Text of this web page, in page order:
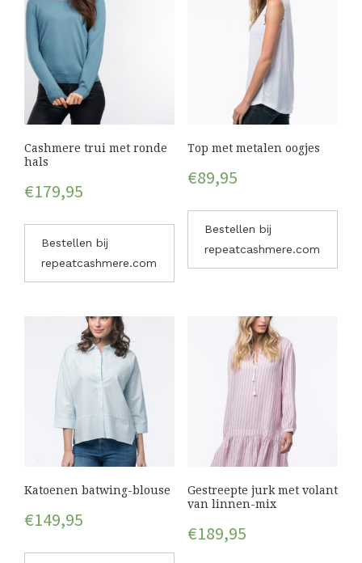
Cashmere trui met ronde
hals
€179,95
Bestellen bij
repeatcashmere.com
Top met metalen oogjes
€89,95
Bestellen bij
repeatcashmere.com
Katoenen batwing-blouse
€149,95
Gestreepte jurk met volant
van linnen-mix
€189,95